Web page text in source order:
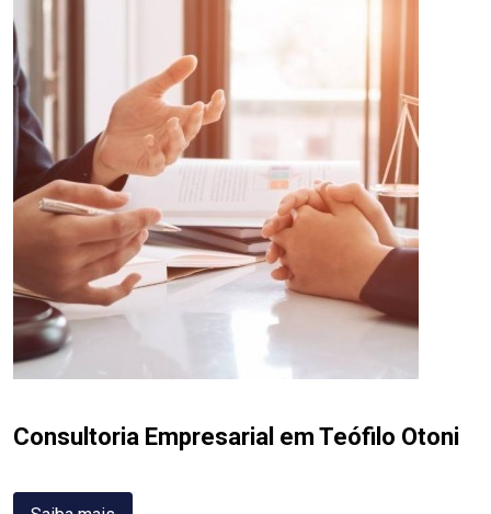
Consultoria Empresarial em Teófilo Otoni